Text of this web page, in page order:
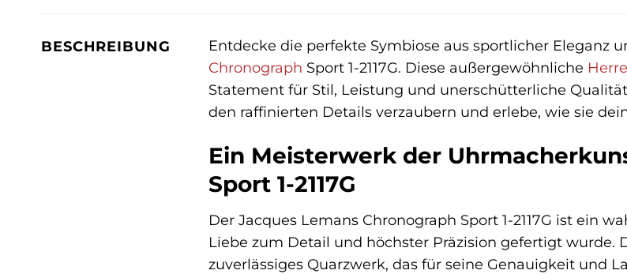
BESCHREIBUNG Entdecke die perfekte Symbiose aus sportlicher Eleganz
Chronograph Sport 1-2117G. Diese außergewöhnliche
Statement für Stil, Leistung und unerschütterliche
den raffinierten Details verzaubern und erlebe, wie sie
Ein Meisterwerk der
Sport 1-2117G
Der Jacques Lemans Chronograph Sport 1-2117G ist ein
Liebe zum Detail und höchster Präzision gefertigt wurde.
zuverlässiges Quarzwerk, das für seine Genauigkeit und